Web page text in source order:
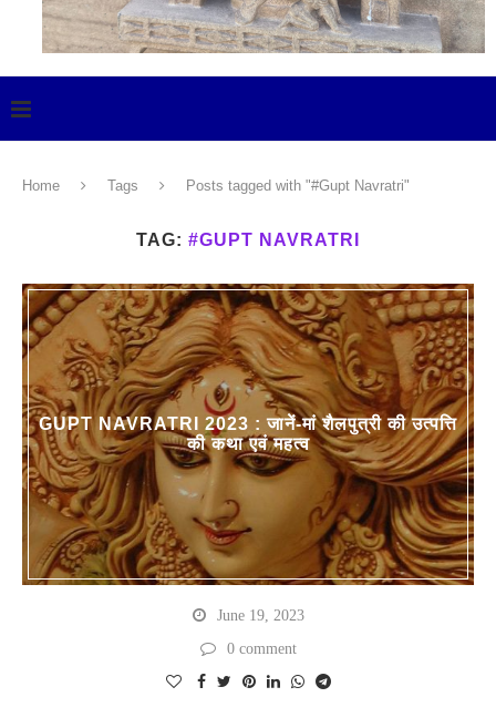
Home Tags Posts tagged with "#Gupt Navratri"
TAG: #GUPT NAVRATRI
GUPT NAVRATRI 2023 : जानें-मां शैलपुत्री की उत्पत्ति
की कथा एवं महत्व
June 19, 2023
0 comment